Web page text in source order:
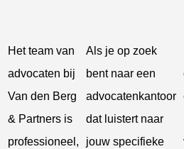
Het team van
advocaten bij
Van den Berg
& Partners is
professioneel,
Als je op zoek
bent naar een
advocatenkantoor
dat luistert naar
jouw specifieke